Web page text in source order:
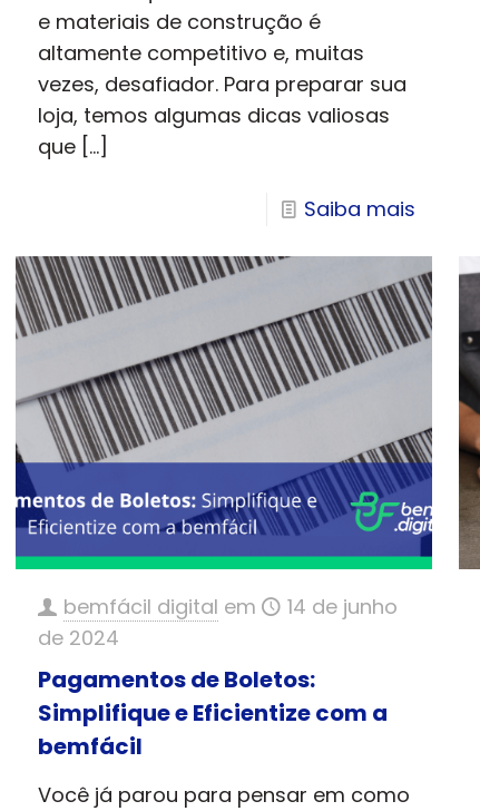
e materiais de construção é
altamente competitivo e, muitas
vezes, desafiador. Para preparar sua
loja, temos algumas dicas valiosas
que[…]
Saiba mais
bemfácil digital em
14 de junho
de 2024
Pagamentos de Boletos:
Simplifique e Eficientize com a
bemfácil
Você já parou para pensar em como